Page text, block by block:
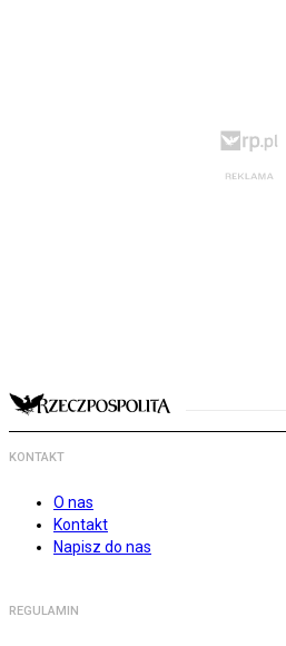
KONTAKT
O nas
Kontakt
Napisz do nas
REGULAMIN